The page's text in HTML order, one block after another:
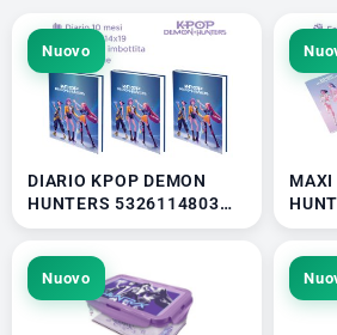
Nuovo
DIARIO KPOP DEMON
HUNTERS 5326114803
41336
MAXI
Nuovo